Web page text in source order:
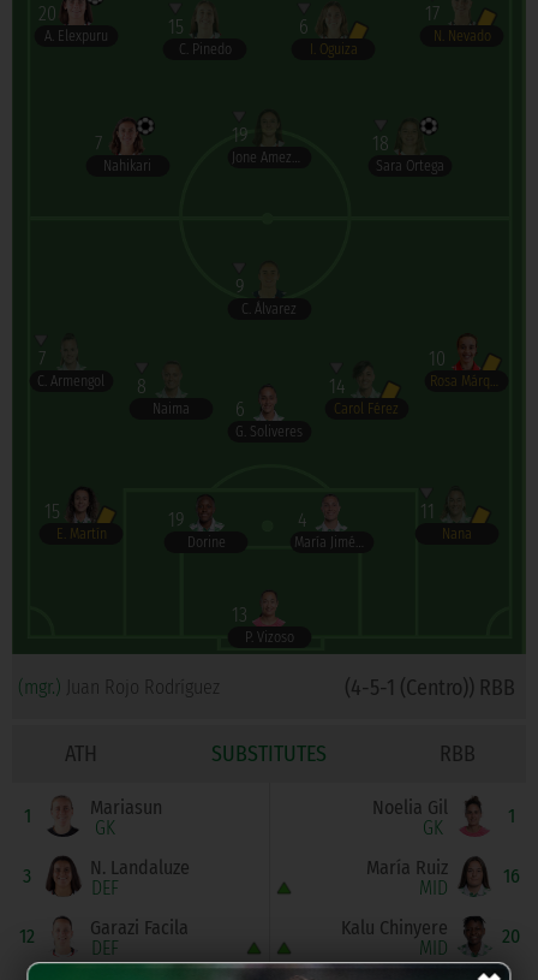
(mgr.) Juan Rojo Rodríguez (4-5-1 (Centro)) RBB
6
I. Oguiza
15
C. Pinedo
17
N. Nevado
20
A. Elexpuru
18
Sara Ortega
19
Jone Amezaga
7
Nahikari
13
P. Vizoso
19
Dorine
4
María Jiménez
15
E. Martín
11
Nana
6
G. Soliveres
14
Carol Férez
8
Naima
10
Rosa Márquez
7
C. Armengol
9
C. Álvarez
ATH SUBSTITUTES RBB
1
GK
Mariasun
3
DEF
N. Landaluze
12
DEF
Garazi Facila
1
GK
Noelia Gil
16
MID
María Ruiz
20
MID
Kalu Chinyere